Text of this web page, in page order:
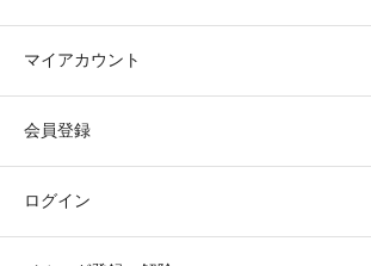
マイアカウント
会員登録
ログイン